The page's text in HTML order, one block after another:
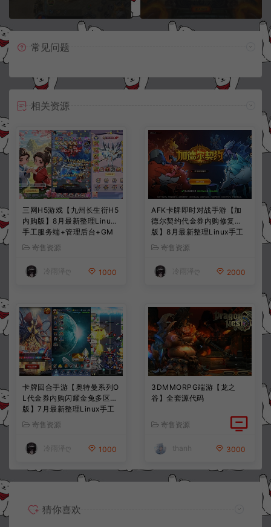
常见问题
相关资源
三网H5游戏【九州长生衍H5
内购版】8月最新整理Linux
手工服务端+管理后台+GM
授权后台+简易安卓客户端
+详细搭建教程+视频教程
寄售资源
冷雨泽ღ 1000
AFK卡牌即时对战手游【加
德尔契约代金券内购修复
版】8月最新整理Linux手工
服务端+前后端全套源码+CD
K授权后台+安卓苹果双端
+详细搭建教程+视频教程
寄售资源
冷雨泽ღ 2000
卡牌回合手游【奥特曼系列O
L代金券内购闪耀金兔多区
版】7月最新整理Linux手工
服务端+加解密工具+CDK授
权后台+安卓+详细搭建教程
+视频教程
寄售资源
冷雨泽ღ 1000
3DMMORPG端游【龙之
谷】全套源代码
寄售资源
thanh 3000
猜你喜欢